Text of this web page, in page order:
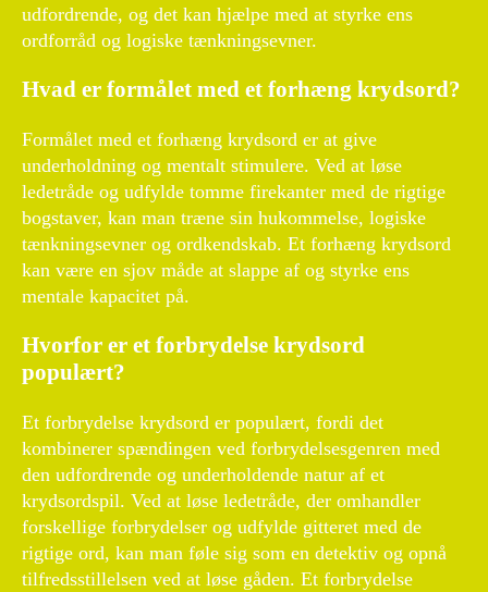
udfordrende, og det kan hjælpe med at styrke ens
ordforråd og logiske tænkningsevner.
Hvad er formålet med et forhæng krydsord?
Formålet med et forhæng krydsord er at give
underholdning og mentalt stimulere. Ved at løse
ledetråde og udfylde tomme firekanter med de rigtige
bogstaver, kan man træne sin hukommelse, logiske
tænkningsevner og ordkendskab. Et forhæng krydsord
kan være en sjov måde at slappe af og styrke ens
mentale kapacitet på.
Hvorfor er et forbrydelse krydsord
populært?
Et forbrydelse krydsord er populært, fordi det
kombinerer spændingen ved forbrydelsesgenren med
den udfordrende og underholdende natur af et
krydsordspil. Ved at løse ledetråde, der omhandler
forskellige forbrydelser og udfylde gitteret med de
rigtige ord, kan man føle sig som en detektiv og opnå
tilfredsstillelsen ved at løse gåden. Et forbrydelse